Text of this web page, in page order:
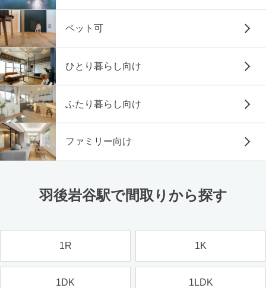
ペット可
ひとり暮らし向け
ふたり暮らし向け
ファミリー向け
羽後岩谷駅で間取りから探す
1R 1K
1DK 1LDK